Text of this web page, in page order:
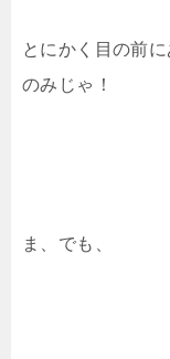
とにかく目の前
のみじゃ！
ま、でも、